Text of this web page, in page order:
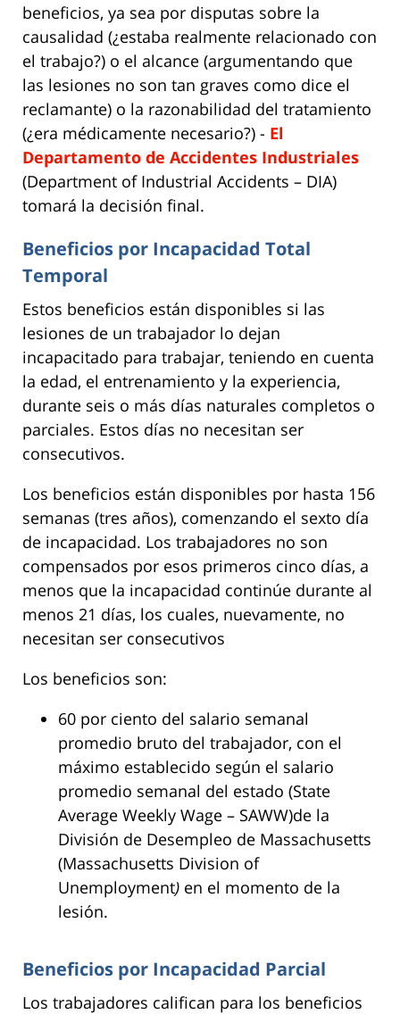
beneficios, ya sea por disputas sobre la
causalidad (¿estaba realmente relacionado con
el trabajo?) o el alcance (argumentando que
las lesiones no son tan graves como dice el
reclamante) o la razonabilidad del tratamiento
(¿era médicamente necesario?) - El
Departamento de Accidentes Industriales
(Department of Industrial Accidents – DIA)
tomará la decisión final.
Beneficios por Incapacidad Total
Temporal
Estos beneficios están disponibles si las
lesiones de un trabajador lo dejan
incapacitado para trabajar, teniendo en cuenta
la edad, el entrenamiento y la experiencia,
durante seis o más días naturales completos o
parciales. Estos días no necesitan ser
consecutivos.
Los beneficios están disponibles por hasta 156
semanas (tres años), comenzando el sexto día
de incapacidad. Los trabajadores no son
compensados por esos primeros cinco días, a
menos que la incapacidad continúe durante al
menos 21 días, los cuales, nuevamente, no
necesitan ser consecutivos
Los beneficios son:
60 por ciento del salario semanal
promedio bruto del trabajador, con el
máximo establecido según el salario
promedio semanal del estado (State
Average Weekly Wage – SAWW)de la
División de Desempleo de Massachusetts
(Massachusetts Division of
Unemployment) en el momento de la
lesión.
Beneficios por Incapacidad Parcial
Los trabajadores califican para los beneficios